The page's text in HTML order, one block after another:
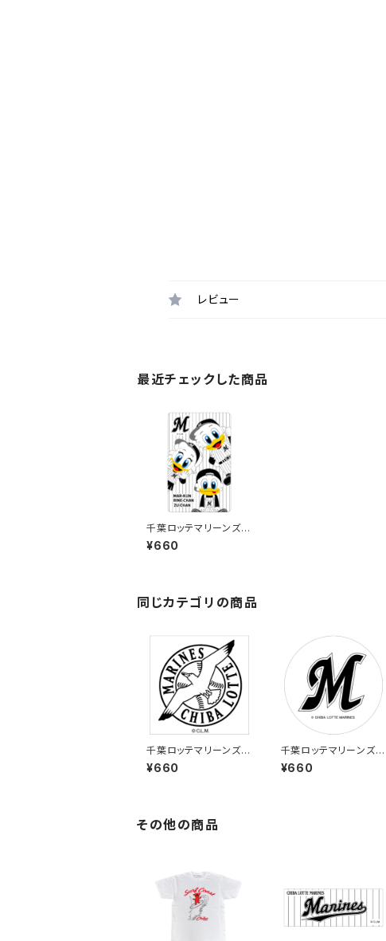
レビュー
最近チェックした商品
千葉ロッテマリーンズス
テッカー11（大）
¥660
同じカテゴリの商品
千葉ロッテマリーンズス
テッカー1（大）
¥660
千葉ロッテマリーンズス
テッカー5（大）
¥660
その他の商品